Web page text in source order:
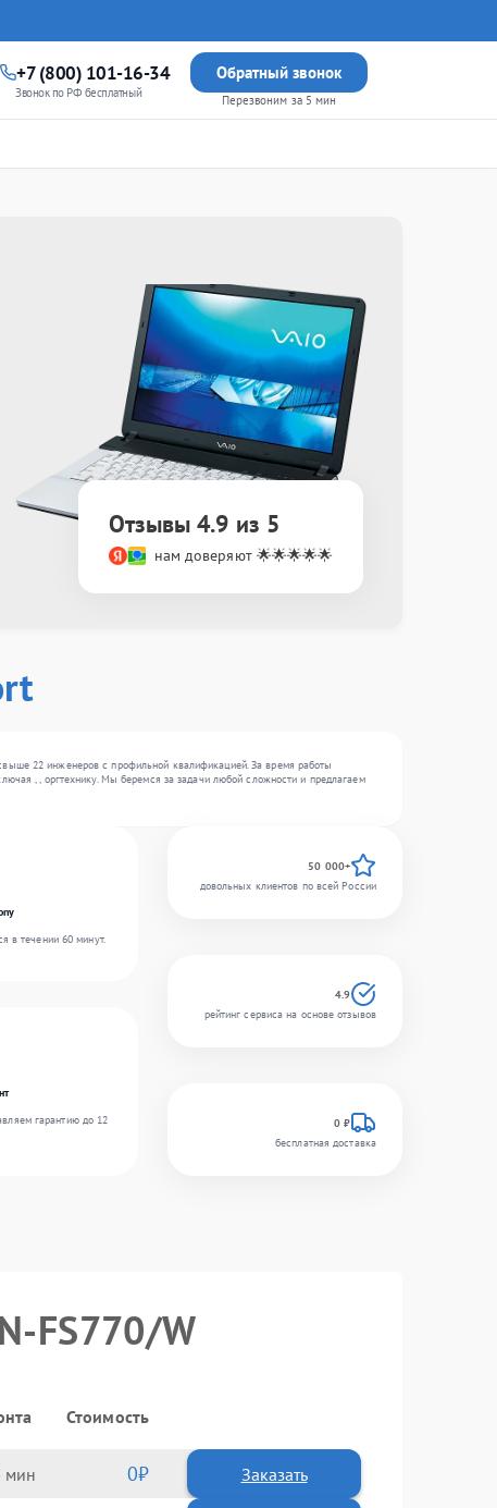
+7 (800) 101-16-34
Звонок по РФ бесплатный
Обратный звонок
Перезвоним за 5 мин
Отзывы 4.9 из 5
нам доверяют 🌟🌟🌟🌟🌟
22 инженеров с профильной квалификацией. За время работы
, , оргтехнику. Мы беремся за задачи любой сложности и предлагаем
в течении 60 минут.
гарантию до 12
50 000+
довольных клиентов по всей России
4.9
рейтинг сервиса на основе отзывов
0 ₽
бесплатная доставка
FS770/W
Стоимость
0 Заказать